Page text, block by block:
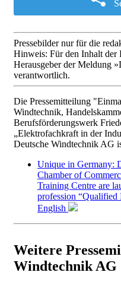
Pressebilder nur für die
Hinweis: Für den Inhalt der
Herausgeber der Meldung
verantwortlich.
Die Pressemitteilung
Windtechnik,
Berufsförderungswerk
„Elektrofachkraft in der
Deutsche Windtechnik AG
Unique in Germany:
Chamber of
Training Centre are
profession
English
Weitere
Windtechnik AG